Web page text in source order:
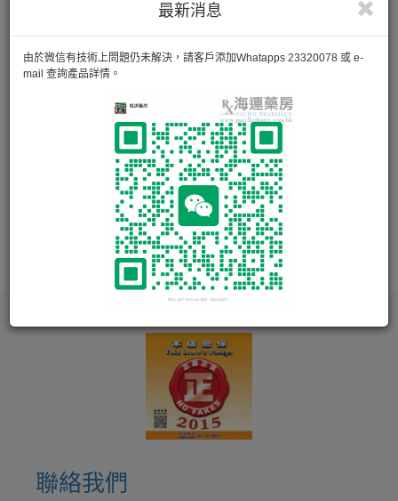
最新消息
由於微信有技術上問題仍未解決，請客戶添加Whatapps 23320078 或 e-
mail 查詢產品詳情。
脈足消 VEINSPO
迅速舒緩靜脈曲張所引起致之症狀，減輕腿部疼痛及沉重無力
感覺。 改善腿部血液循環，消除疲勞，防治靜脈曲張問題擴
散，天然配方，孕婦適用。
聯絡我們